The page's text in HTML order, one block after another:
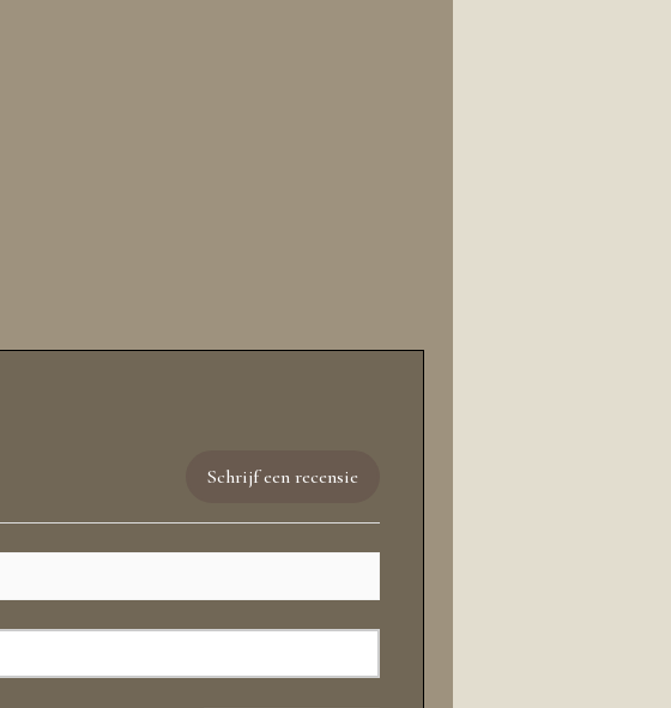
Schrijf een recensie